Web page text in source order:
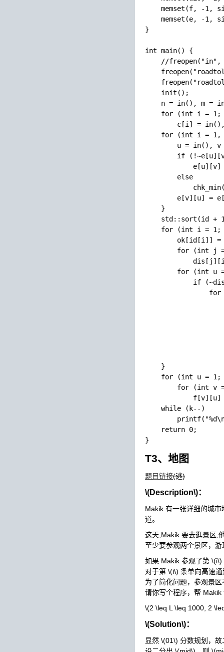
memset(f, -1,
memset(e, -1,
}
int main() {
//freopen("in",
    init();
n = in(), m =
for (int i = 1;
c[i] =
for (int i = 1,
u = in(), v
if
e[u][v]
        else
e[v][u] =
    }
std::sort(id +
for (int i = 1;
ok[id[i]] =
for (int j
for (int u
if
for
    }
for (int u = 1;
for (int v
f[v][u]
    while (k--)
    return 0;
T3、地图
题目链接(逃)
\(Description\)：
Makik 有一张详细的城
道。
这天,Makik 要去逛景区,
至少要参观两个景区，
如果 Makik 参观了第 \(i\)
对于第 \(i\) 条单向高速
为了简化问题，参观景
请你写个程序，帮
\(2 \leq L \leq 1000, 2
\(Solution\)：
显然 \(01\) 分数规划，